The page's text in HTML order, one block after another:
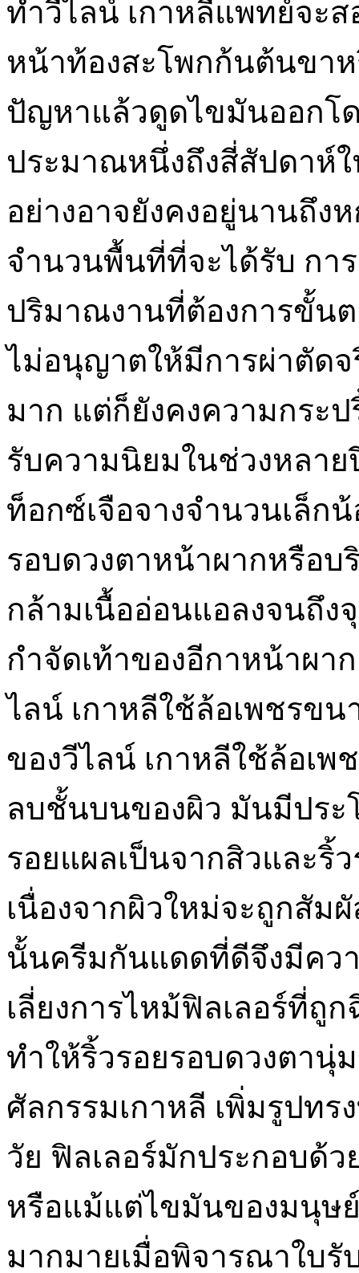
ทำวีไลน์ เกาหลีแพทย์จะ
หน้าท้องสะโพกก้นต้นขา
ปัญหาแล้วดูดไขมันออกโ
ประมาณหนึ่งถึงสี่สัปดาห์
อย่างอาจยังคงอยู่นานถึง
จำนวนพื้นที่ที่จะได้รับ กา
ปริมาณงานที่ต้องการขั้น
ไม่อนุญาตให้มีการผ่าตัด
มาก แต่ก็ยังคงความกระป
รับความนิยมในช่วงหลา
ท็อกซ์เจือจางจำนวนเล็ก
รอบดวงตาหน้าผากหรือ
กล้ามเนื้ออ่อนแอลงจนถึง
กำจัดเท้าของอีกาหน้าผา
ไลน์ เกาหลีใช้ล้อเพชรขน
ของวีไลน์ เกาหลีใช้ล้อเพ
ลบชั้นบนของผิว มันมีประ
รอยแผลเป็นจากสิวและริ้
เนื่องจากผิวใหม่จะถูกสัม
นั้นครีมกันแดดที่ดีจึงมีคว
เลี่ยงการไหม้ฟิลเลอร์ที่ถู
ทำให้ริ้วรอยรอบดวงตานุ่
ศัลกรรมเกาหลี เพิ่มรูปท
วัย ฟิลเลอร์มักประกอบด้
หรือแม้แต่ไขมันของมนุษ
มากมายเมื่อพิจารณาใบ